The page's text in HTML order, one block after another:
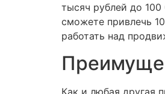
тысяч рублей до
сможете привлечь
работать над
Как и любая другая